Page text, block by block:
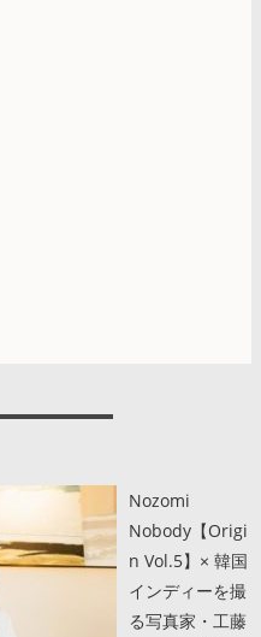
Nozomi
Nobody【Origi
n Vol.5】× 韓国
インディーを撮
る写真家・工藤